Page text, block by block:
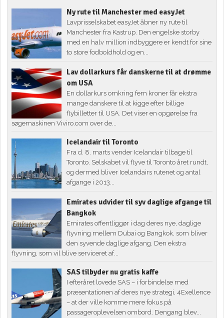
Ny rute til Manchester med easyJet
Lavprisselskabet easyJet åbner ny rute til
Manchester fra Kastrup. Den engelske storby
med en halv million indbyggere er kendt for sine
to store fodboldhold og en...
Lav dollarkurs får danskerne til at drømme
om USA
En dollarkurs omkring fem kroner får ekstra
mange danskere til at kigge efter billige
flybilletter til USA. Det viser en opgørelse fra
søgemaskinen Viviro.com over de...
Icelandair til Toronto
Fra d. 8. marts vender Icelandair tilbage til
Toronto. Selskabet vil flyve til Toronto året rundt,
og dermed bliver Icelandairs rutenet og antal
afgange i 2013...
Emirates udvider til syv daglige afgange til
Bangkok
Emirates offentliggør i dag deres nye, daglige
flyvning mellem Dubai og Bangkok, som bliver
den syvende daglige afgang. Den ekstra
flyvning, som vil blive serviceret af...
SAS tilbyder nu gratis kaffe
I efteråret lovede SAS – i forbindelse med
præsentationen af deres nye strategi, 4Exellence
– at der ville komme mere fokus på
passageroplevelsen ombord. Dengang blev...